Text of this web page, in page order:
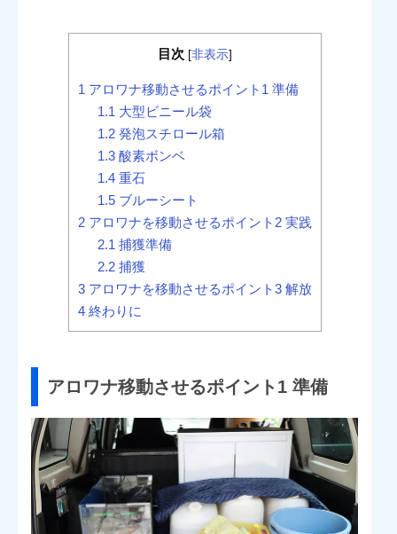
目次 [非表示]
1 アロワナ移動させるポイント1 準備
1.1 大型ビニール袋
1.2 発泡スチロール箱
1.3 酸素ボンベ
1.4 重石
1.5 ブルーシート
2アロワナを移動させるポイント2 実践
2.1 捕獲準備
2.2 捕獲
3アロワナを移動させるポイント3 解放
4終わりに
アロワナ移動させるポイント1 準備